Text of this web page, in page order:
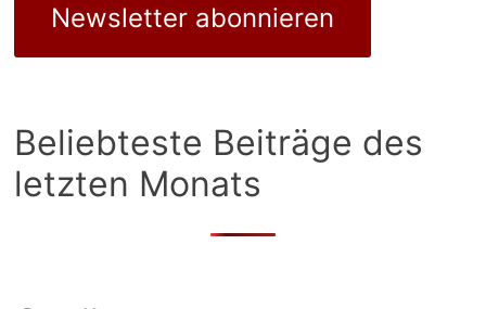
Newsletter abonnieren
Beliebteste Beiträge des
letzten Monats